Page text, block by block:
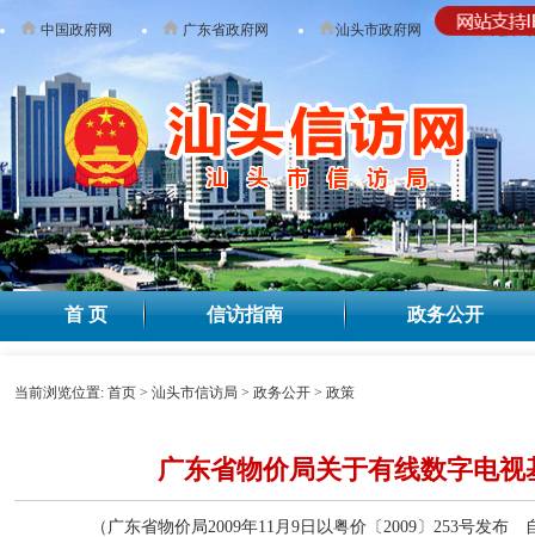
中国政府网 广东省政府网 汕头市政府网 无障
首 页 信访指南 政务公开
当前浏览位置: 首页 > 汕头市信访局 > 政务公开 > 政策
广东省物价局关于有线数字电
（广东省物价局2009年11月9日以粤价〔2009〕253号发布 自